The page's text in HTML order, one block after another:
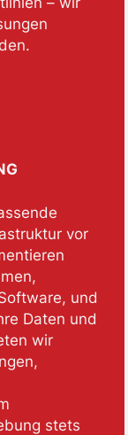
vor
und
Daten und
wir
stets